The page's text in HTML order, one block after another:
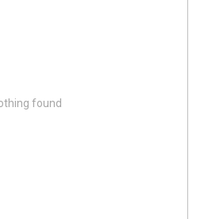
found